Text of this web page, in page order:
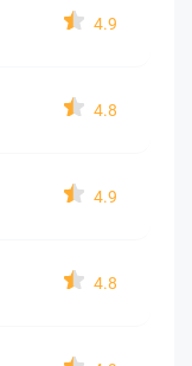
4.9
4.8
4.9
4.8